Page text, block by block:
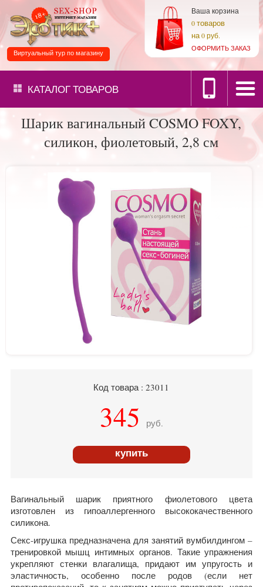
Ваша корзина
0товаров
на0 руб.
ОФОРМИТЬ ЗАКАЗ
Виртуальный тур по магазину
КАТАЛОГТОВАРОВ
Шарик вагинальный COSMO FOXY,
силикон, фиолетовый, 2,8 см
Код товара : 23011
345 руб.
купить
Вагинальный шарик приятного фиолетового цвета
изготовлен из гипоаллергенного высококачественного
силикона.
Секс-игрушка предназначена для занятий вумбилдингом –
тренировкой мышц интимных органов. Такие упражнения
укрепляют стенки влагалища, придают им упругость и
эластичность, особенно после родов (если нет